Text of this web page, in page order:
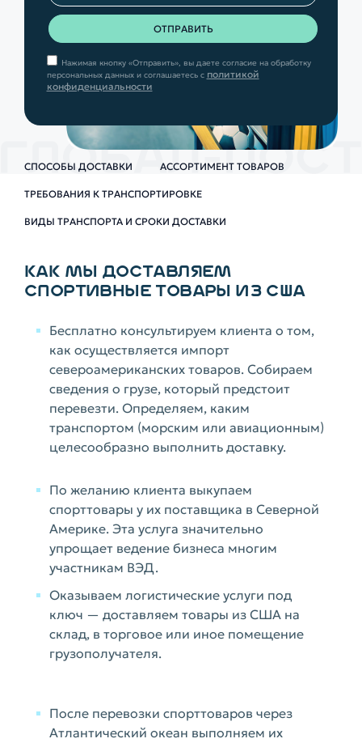
Нажимая кнопку «Отправить», вы даете согласие на обработку
персональных данных и соглашаетесь с политикой
конфиденциальности
СПОСОБЫ ДОСТАВКИ АССОРТИМЕНТ ТОВАРОВ
ТРЕБОВАНИЯ К ТРАНСПОРТИРОВКЕ
ВИДЫ ТРАНСПОРТА И СРОКИ ДОСТАВКИ
КАК МЫ ДОСТАВЛЯЕМ
СПОРТИВНЫЕ ТОВАРЫ ИЗ США
Бесплатно консультируем клиента о том,
как осуществляется импорт
североамериканских товаров. Собираем
сведения о грузе, который предстоит
перевезти. Определяем, каким
транспортом (морским или авиационным)
целесообразно выполнить доставку.
По желанию клиента выкупаем
спорттовары у их поставщика в Северной
Америке. Эта услуга значительно
упрощает ведение бизнеса многим
участникам ВЭД.
Оказываем логистические услуги под
ключ — доставляем товары из США на
склад, в торговое или иное помещение
грузополучателя.
После перевозки спорттоваров через
Атлантический океан выполняем их